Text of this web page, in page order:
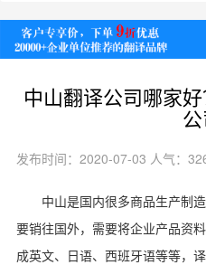
中山翻译公司哪家
发布时间：2020-07-03 人气：
中山是国内很多商品生产制
要销往国外，需要将企业产品资
成英文、日语、西班牙语等等，